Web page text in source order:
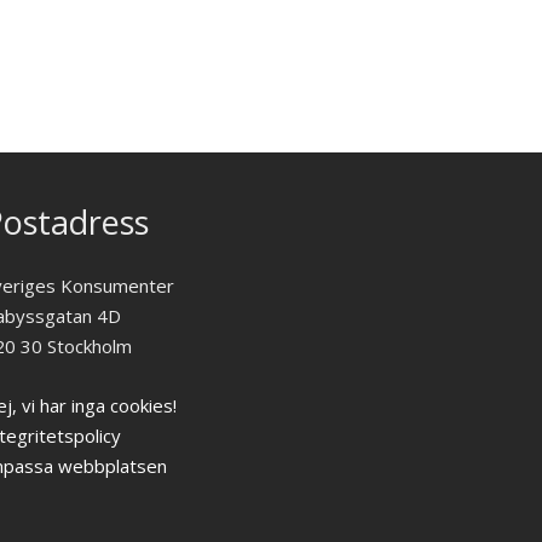
Konsumenter
4D
30 Stockholm
vi har inga cookies!
webbplatsen